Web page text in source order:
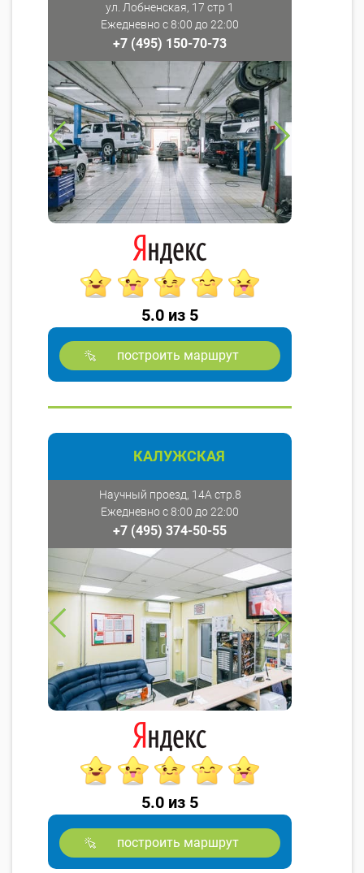
ул. Лобненская, 17 стр 1
Ежедневно с 8:00 до 22:00
+7 (495) 150-70-73
5.0 из 5
построить маршрут
КАЛУЖСКАЯ
Научный проезд, 14А стр.8
Ежедневно с 8:00 до 22:00
+7 (495) 374-50-55
5.0 из 5
построить маршрут